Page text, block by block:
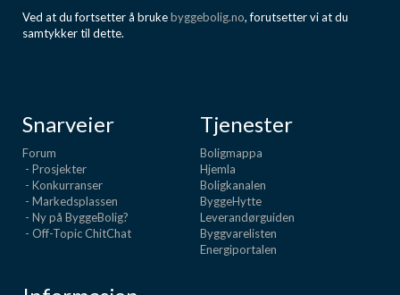
Ved at du fortsetter å brukebyggebolig.no, forutsetter vi at du
samtykker til dette.
Snarveier
Forum
- Prosjekter
- Konkurranser
- Markedsplassen
- Ny på ByggeBolig?
- Off-Topic ChitChat
Tjenester
Boligmappa
Hjemla
Boligkanalen
ByggeHytte
Leverandørguiden
Byggvarelisten
Energiportalen